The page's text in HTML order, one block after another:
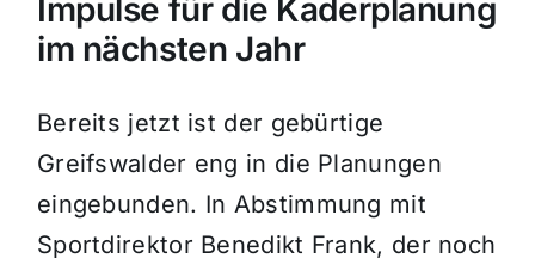
Impulse für die Kaderplanung
im nächsten Jahr
Bereits jetzt ist der gebürtige
Greifswalder eng in die Planungen
eingebunden. In Abstimmung mit
Sportdirektor Benedikt Frank, der noch